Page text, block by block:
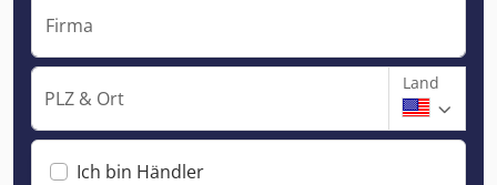
Firma
PLZ & Ort
Land
Ich bin Händler